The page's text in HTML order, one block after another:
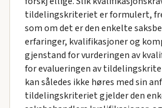
tildelingskriteriet er formulert,
som om det er den enkelte
erfaringer, kvalifikasjoner og
gjenstand for vurderingen av
for evalueringen av
kan således ikke høres med sin
tildelingskriteriet gjelder den